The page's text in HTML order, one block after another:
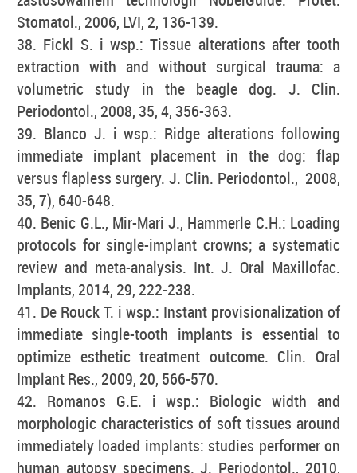
Stomatol., 2006, LVI, 2, 136-139.
38. Fickl S. i wsp.: Tissue alterations after tooth
extraction with and without surgical trauma: a
volumetric study in the beagle dog. J. Clin.
Periodontol., 2008, 35, 4, 356-363.
39. Blanco J. i wsp.: Ridge alterations following
immediate implant placement in the dog: flap
versus flapless surgery. J. Clin. Periodontol., 2008,
35, 7), 640-648.
40. Benic G.L., Mir-Mari J., Hammerle C.H.: Loading
protocols for single-implant crowns; a systematic
review and meta-analysis. Int. J. Oral Maxillofac.
Implants, 2014, 29, 222-238.
41. De Rouck T. i wsp.: Instant provisionalization of
immediate single-tooth implants is essential to
optimize esthetic treatment outcome. Clin. Oral
Implant Res., 2009, 20, 566-570.
42. Romanos G.E. i wsp.: Biologic width and
morphologic characteristics of soft tissues around
immediately loaded implants: studies performer on
human autopsy specimens. J. Periodontol., 2010,